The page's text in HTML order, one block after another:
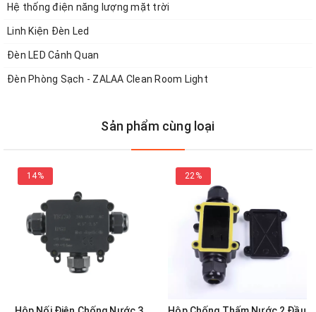
- Sản phẩm nằm trong nhóm thiết bị chống sét lan
truyền Surge Protection Device, còn được viết tắt là
SPD. Nó có vai trò bảo vệ các thiết bị điện (ở đây là
bóng đèn) khi điện áp tăng cao đột ngột.
- Vỏ thiết bị được phun sơn tĩnh điện để thích ứng tốt
với điều kiện môi trường ngoài trời.
Hệ thống điện năng lượng mặt trời
Linh Kiện Đèn Led
Đèn LED Cảnh Quan
Đèn Phòng Sạch - ZALAA Clean Room Light
Sản phẩm cùng loại
14% 22%